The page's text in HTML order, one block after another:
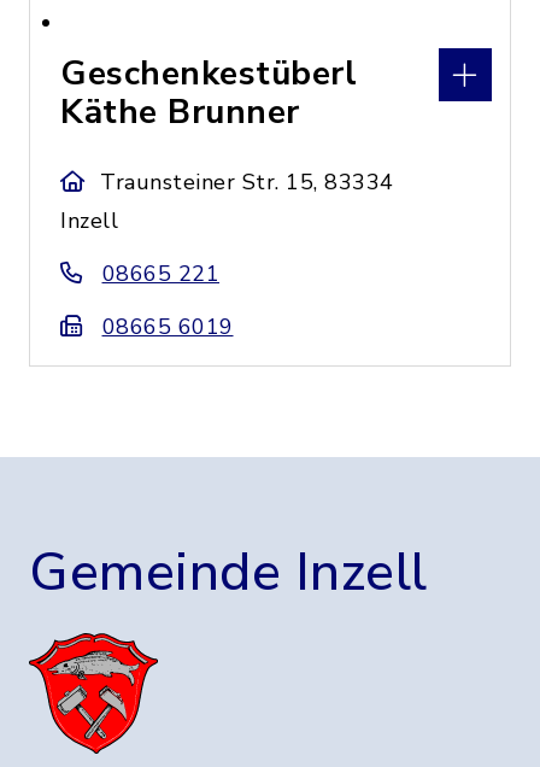
Geschenkestüberl
Käthe Brunner
Traunsteiner Str. 15, 83334
Inzell
08665 221
08665 6019
Gemeinde Inzell